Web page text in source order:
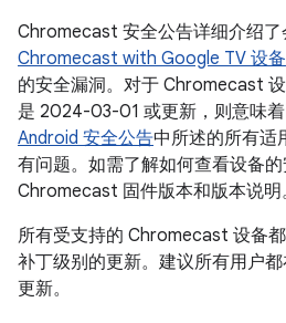
Chromecast 安全公告详细介绍了
Chromecast with Google TV 设备
的安全漏洞。对于 Chromecast
是 2024-03-01 或更新，则意味
Android 安全公告中所述的所有适
有问题。如需了解如何查看设备
Chromecast 固件版本和版本说明
所有受支持的 Chromecast 设备
补丁级别的更新。建议所有用户
更新。